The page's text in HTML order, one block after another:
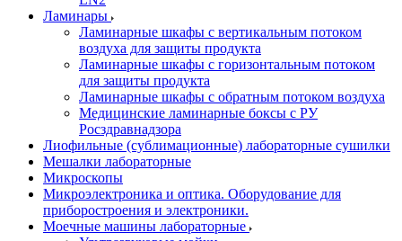
Ламинары
Ламинарные шкафы с вертикальным потоком
воздуха для защиты продукта
Ламинарные шкафы с горизонтальным потоком
для защиты продукта
Ламинарные шкафы с обратным потоком воздуха
Медицинские ламинарные боксы с РУ
Росздравнадзора
Лиофильные (сублимационные) лабораторные сушилки
Мешалки лабораторные
Микроскопы
Микроэлектроника и оптика. Оборудование для
приборостроения и электроники.
Моечные машины лабораторные